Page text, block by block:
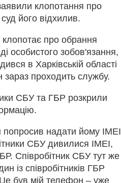
клопотання про
його відхилив.
про обрання
особистого зобов'язання,
в Харківській області
зараз проходить службу.
СБУ та ГБР розкрили
попросив надати йому IMEI
СБУ дивилися IMEI,
Співробітник СБУ тут же
із співробітників ГБР
Це був мій телефон – уже